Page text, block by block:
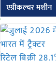
एग्रीकल्चर मशीन